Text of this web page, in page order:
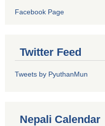
Facebook Page
Twitter Feed
Tweets by PyuthanMun
Nepali Calendar